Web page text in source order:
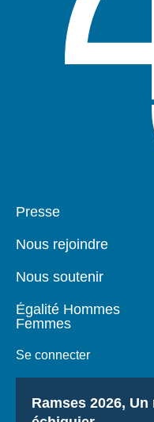
Pied
Presse
Nous rejoindre
Nous soutenir
Égalité Hommes
Femmes
Se connecter
Titre
Ramses 2026, Un